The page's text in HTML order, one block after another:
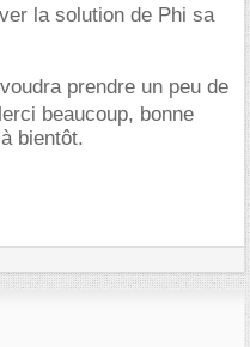
la solution de Phi sa
prendre un peu de
beaucoup, bonne
bientôt.